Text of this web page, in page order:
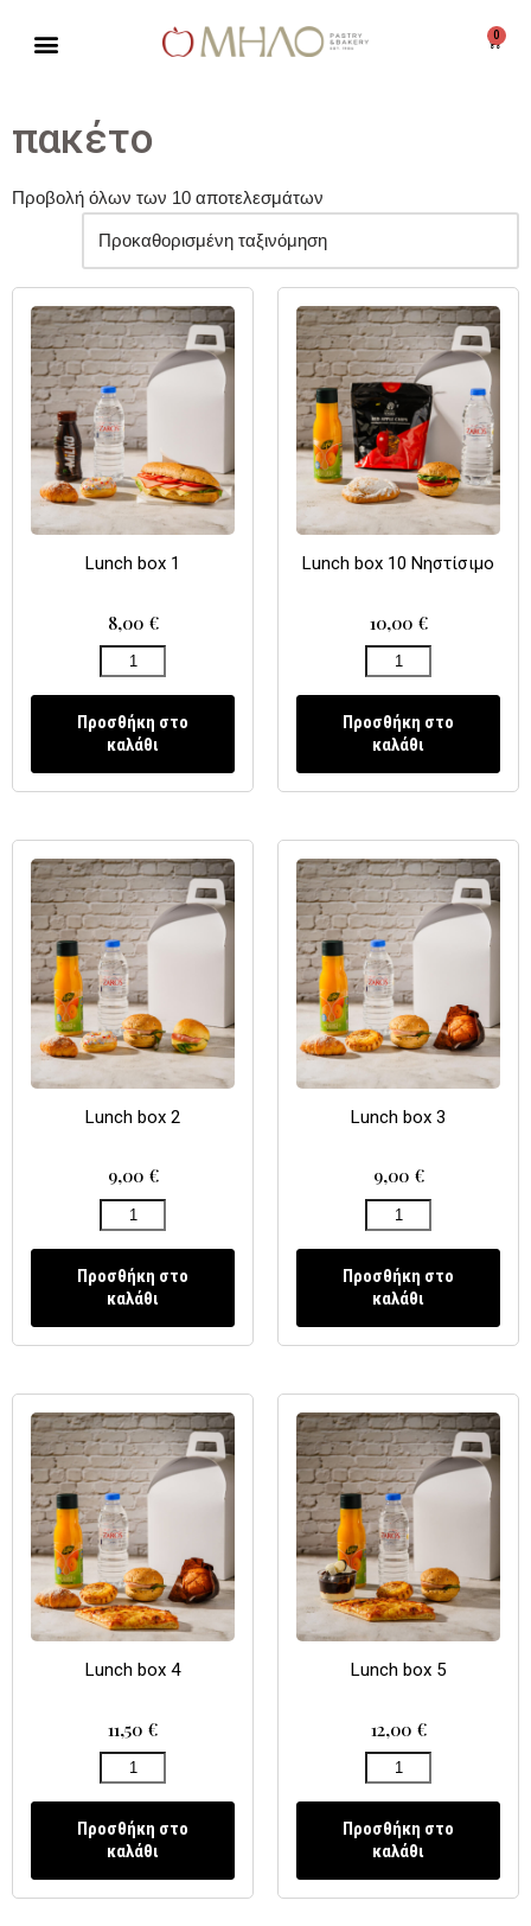
περιεχόμενο
0
πακέτο
Προβολή όλων των 10 αποτελεσμάτων
Lunch box 1
8,00 €
Προσθήκη στο
καλάθι
Lunch box 10 Νηστίσιμο
10,00 €
Προσθήκη στο
καλάθι
Lunch box 2
9,00 €
Προσθήκη στο
καλάθι
Lunch box 3
9,00 €
Προσθήκη στο
καλάθι
Lunch box 4
11,50 €
Προσθήκη στο
καλάθι
Lunch box 5
12,00 €
Προσθήκη στο
καλάθι